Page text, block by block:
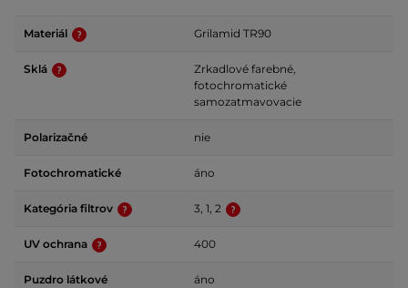
Materiál Grilamid TR90
Sklá
Zrkadlové farebné,
fotochromatické
samozatmavovacie
Polarizačné nie
Fotochromatické áno
Kategória filtrov 3, 1, 2
UV ochrana 400
Puzdro látkové áno